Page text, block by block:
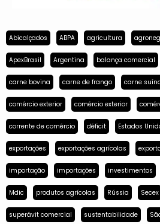
Abicalçados ABPA agricultura
ApexBrasil Argentina balança comercial
carne bovina carne de frango carne
comércio exterior comércio exterior
corrente de comércio déficit Estados
exportações exportações agrícolas
importação importações investimentos
Mdic produtos agrícolas Rússia Secex
superávit comercial sustentabilidade